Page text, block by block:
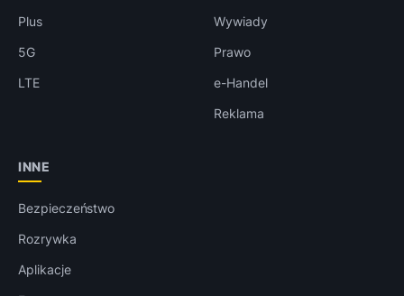
Plus
5G
LTE
Wywiady
Prawo
e-Handel
Reklama
INNE
Bezpieczeństwo
Rozrywka
Aplikacje